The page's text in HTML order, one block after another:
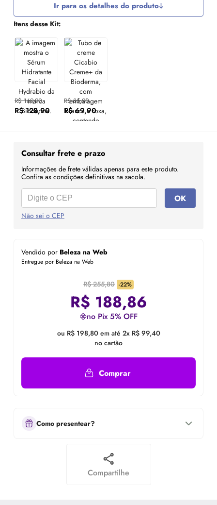
Ir para os detalhes do produto
Itens desse Kit:
R$ 169,90
R$ 128,90
R$ 85,90
R$ 69,90
Consultar frete e prazo
Informações de frete válidas apenas para este produto.
Confira as condições definitivas na sacola.
OK
Não sei o CEP
Vendido por Beleza na Web
Entregue por Beleza na Web
R$ 255,80 -22%
R$ 188,86
no Pix 5% OFF
ou R$ 198,80 em até 2x R$ 99,40
no cartão
Comprar
Como presentear?
Compartilhe